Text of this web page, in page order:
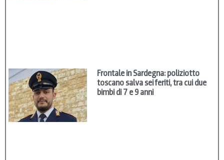
Frontale in Sardegna: poliziotto
toscano salva sei feriti, tra cui due
bimbi di 7 e 9 anni